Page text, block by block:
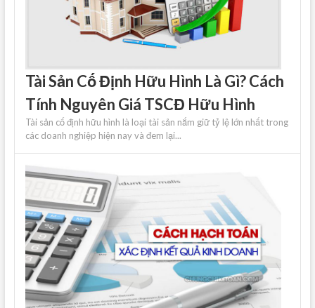
Tài Sản Cố Định Hữu Hình Là Gì? Cách
Tính Nguyên Giá TSCĐ Hữu Hình
Tài sản cố định hữu hình là loại tài sản nắm giữ tỷ lệ lớn nhất trong
các doanh nghiệp hiện nay và đem lại...